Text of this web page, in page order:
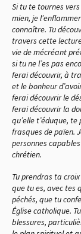
Si tu te tournes
mien, je
connaître. Tu
travers cette
vie de mécréant
si tu ne l’es pas
ferai découvrir, à
et le bonheur
ferai découvrir le
ferai découvrir la
qu’elle t’éduque,
frasques de païen.
personnes
chrétien.
Tu prendras ta
que tu es, avec tes
péchés, que tu
Église catholique.
blessures,